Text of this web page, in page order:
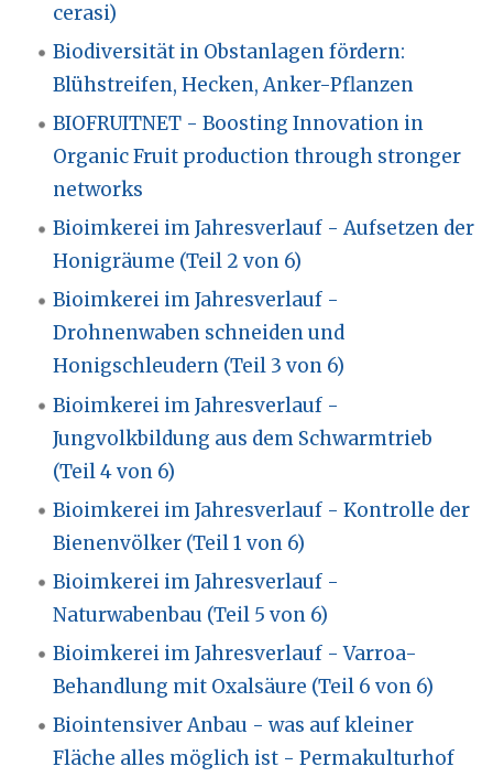
cerasi)
Biodiversität in Obstanlagen fördern:
Blühstreifen, Hecken, Anker-Pflanzen
BIOFRUITNET - Boosting Innovation in
Organic Fruit production through stronger
networks
Bioimkerei im Jahresverlauf - Aufsetzen der
Honigräume (Teil 2 von 6)
Bioimkerei im Jahresverlauf -
Drohnenwaben schneiden und
Honigschleudern (Teil 3 von 6)
Bioimkerei im Jahresverlauf -
Jungvolkbildung aus dem Schwarmtrieb
(Teil 4 von 6)
Bioimkerei im Jahresverlauf - Kontrolle der
Bienenvölker (Teil 1 von 6)
Bioimkerei im Jahresverlauf -
Naturwabenbau (Teil 5 von 6)
Bioimkerei im Jahresverlauf - Varroa-
Behandlung mit Oxalsäure (Teil 6 von 6)
Biointensiver Anbau - was auf kleiner
Fläche alles möglich ist - Permakulturhof